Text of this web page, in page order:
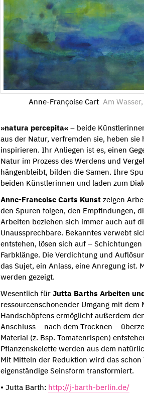
Anne-Françoise Cart Am
»natura percepita« – beide
aus der Natur, verfremden sie, heben
inspirieren. Ihr Anliegen ist es, einen
Natur im Prozess des Werdens und
hängenbleibt, bilden die Samen. Ihre
beiden Künstlerinnen und laden zum
Anne-Francoise Carts Kunst zeigen
den Spuren folgen, den Empfindungen,
Arbeiten beziehen sich immer auch auf
Unaussprechbare. Bekanntes verwebt
entstehen, lösen sich auf –
Farbklänge. Die Verdichtung und
das Sujet, ein Anlass, eine Anregung ist.
werden gezeigt.
Wesentlich für Jutta Barths Arbeiten
ressourcenschonender Umgang mit
Handschöpfens ermöglicht außerdem
Anschluss – nach dem Trocknen –
Material (z. Bsp. Tomatenrispen)
Pflanzenskelette werden aus dem
Mit Mitteln der Reduktion wird das
eigenständige Seinsform transformiert.
• Jutta Barth: http://j-barth-berlin.de/